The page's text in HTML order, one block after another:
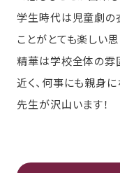
学生時代は児童劇の
ことがとても楽しい
精華は学校全体の雰
近く、何事にも親身
先生が沢山います！